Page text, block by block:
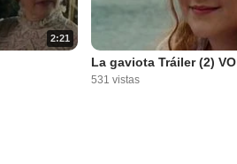
2:21
La gaviota Tráiler (2) VO
531 vistas